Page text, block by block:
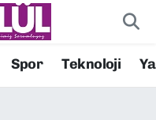
Spor Teknoloji